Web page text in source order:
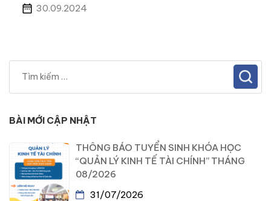
30.09.2024
BÀI MỚI CẬP NHẬT
THÔNG BÁO TUYỂN SINH KHÓA HỌC
“QUẢN LÝ KINH TẾ TÀI CHÍNH” THÁNG
08/2026
31/07/2026